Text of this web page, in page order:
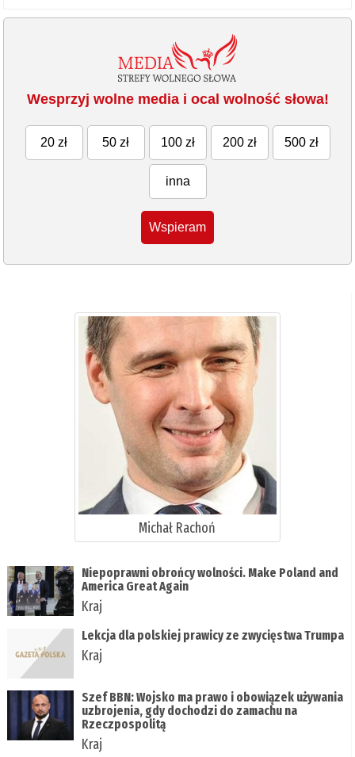
Wesprzyj wolne media i ocal wolność słowa!
20 zł 50 zł 100 zł 200 zł 500 zł
inna
Wspieram
Michał Rachoń
Niepoprawni obrońcy wolności. Make Poland and
America Great Again
Kraj
Lekcja dla polskiej prawicy ze zwycięstwa Trumpa
Kraj
Szef BBN: Wojsko ma prawo i obowiązek używania
uzbrojenia, gdy dochodzi do zamachu na
Rzeczpospolitą
Kraj